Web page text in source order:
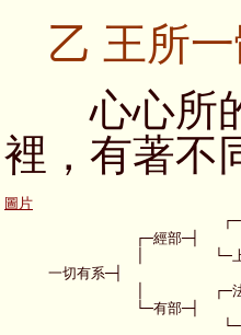
乙 王所一
心心所的
裡，有著不
圖片
┌─譬喻論師
┌─經部─┤
│        └─
一切有系─┤
│        ┌─
               └─有部─┤
└─